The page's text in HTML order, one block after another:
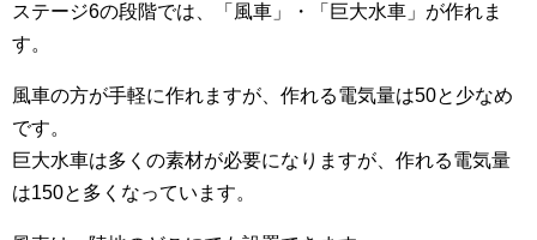
ステージ6の段階では、「風車」・「巨大水車」が作れま
す。
風車の方が手軽に作れますが、作れる電気量は50と少なめ
です。
巨大水車は多くの素材が必要になりますが、作れる電気量
は150と多くなっています。